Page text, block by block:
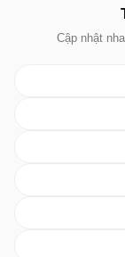
Cập nhật